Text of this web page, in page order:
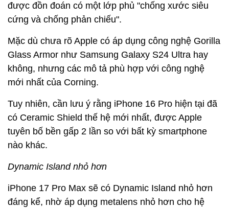
được đồn đoán có một lớp phủ "chống xước siêu
cứng và chống phản chiếu".
Mặc dù chưa rõ Apple có áp dụng công nghệ Gorilla
Glass Armor như Samsung Galaxy S24 Ultra hay
không, nhưng các mô tả phù hợp với công nghệ
mới nhất của Corning.
Tuy nhiên, cần lưu ý rằng iPhone 16 Pro hiện tại đã
có Ceramic Shield thế hệ mới nhất, được Apple
tuyên bố bền gấp 2 lần so với bất kỳ smartphone
nào khác.
Dynamic Island nhỏ hơn
iPhone 17 Pro Max sẽ có Dynamic Island nhỏ hơn
đáng kể, nhờ áp dụng metalens nhỏ hơn cho hệ